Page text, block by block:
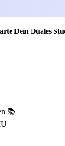
Dein Duales
📚